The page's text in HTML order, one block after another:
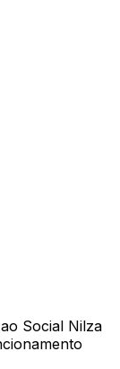
Social Nilza